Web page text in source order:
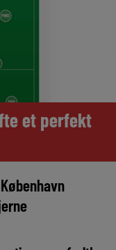
et perfekt